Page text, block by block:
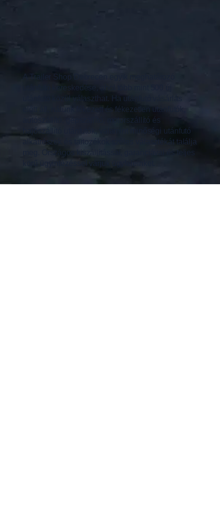
A Trailer Shop Debrecen egyik meghatározó
utánfutó kereskedése, ahol több mint 500 új
utánfutó közül választhat. Ha utánfutó vásárlás
előtt áll, nálunk fékezett és fékezetlen utánfutók,
autószállító, gépszállító, motorszállító és
hajószállító utánfutók, valamint minőségi utánfutó
alkatrészek és tartozékok széles választékát találja
meg. Országos kiszállítással, garanciával és teljes
körű ügyintézéssel várjuk ügyfeleinket.